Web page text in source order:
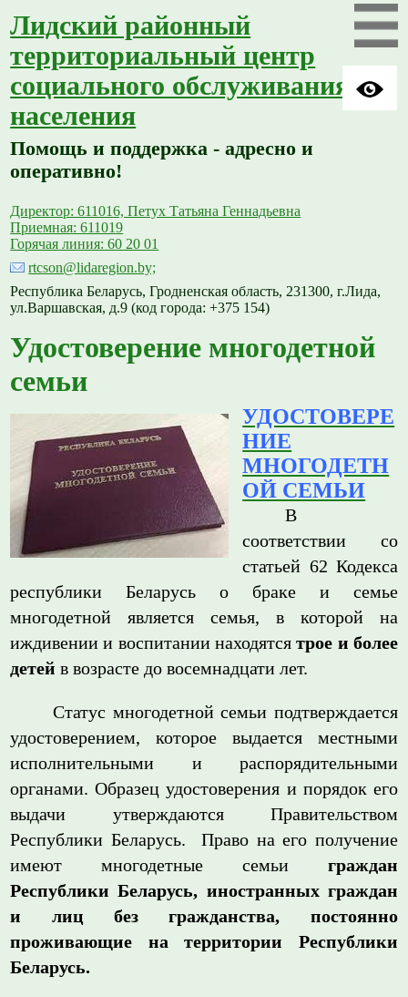
Лидский районный
территориальный центр
социального обслуживания
населения
Помощь и поддержка - адресно и
оперативно!
Директор: 611016, Петух Татьяна Геннадьевна
Приемная: 611019
Горячая линия: 60 20 01
rtcson@lidaregion.by;
Республика Беларусь, Гродненская область, 231300, г.Лида,
ул.Варшавская, д.9 (код города: +375 154)
Удостоверение многодетной
семьи
УДОСТОВЕРЕ
НИЕ
МНОГОДЕТН
ОЙ СЕМЬИ
В
соответствии со
статьей 62 Кодекса
республики Беларусь о браке и семье
многодетной является семья, в которой на
иждивении и воспитании находятсятрое и более
детей в возрасте до восемнадцати лет.
Статус многодетной семьи подтверждается
удостоверением, которое выдается местными
исполнительными и распорядительными
органами. Образец удостоверения и порядок его
выдачи утверждаются Правительством
Республики Беларусь. Право на его получение
имеют многодетные семьи граждан
Республики Беларусь, иностранных граждан
и лиц без гражданства, постоянно
проживающие на территории Республики
Беларусь.